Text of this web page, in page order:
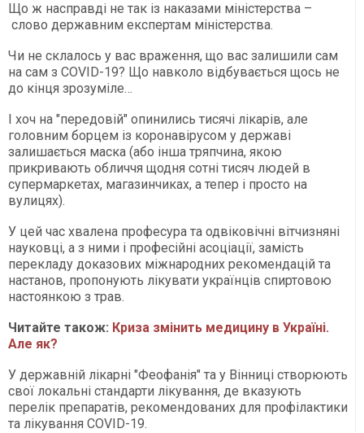
Що ж насправді не так із наказами міністерства –
слово державним експертам міністерства.
Чи не склалось у вас враження, що вас залишили сам
на сам з COVID-19? Що навколо відбувається щось не
до кінця зрозуміле…
І хоч на "передовій" опинились тисячі лікарів, але
головним борцем із коронавірусом у державі
залишається маска (або інша тряпчина, якою
прикривають обличчя щодня сотні тисяч людей в
супермаркетах, магазинчиках, а тепер і просто на
вулицях).
У цей час хвалена професура та одвіковічні вітчизняні
науковці, а з ними і професійні асоціації, замість
перекладу доказових міжнародних рекомендацій та
настанов, пропонують лікувати українців спиртовою
настоянкою з трав.
Читайте також: Криза змінить медицину в Україні.
Але як?
У державній лікарні "Феофанія" та у Вінниці створюють
свої локальні стандарти лікування, де вказують
перелік препаратів, рекомендованих для профілактики
та лікування COVID-19.